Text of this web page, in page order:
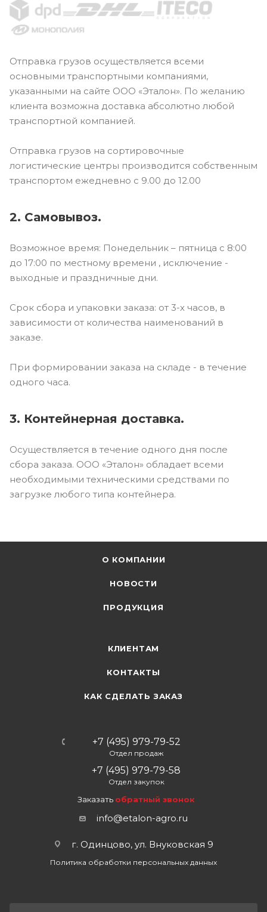
Отправка грузов осуществляется всеми
основными транспортными компаниями,
указанными на сайте ООО «Эталон». По желанию
клиента возможна доставка абсолютно любой
транспортной компанией.
Отправка грузов на сортировочные
логистические центры производится собственным
транспортом ежедневно с 9.00 до 12.00
2. Самовывоз.
Возможное время: Понедельник – пятница с 8:00
до 17:00 по местному времени , исключение -
выходные и праздничные дни.
Срок сбора и упаковки заказа: от 3-х часов, в
зависимости от количества наименований в
заказе.
При формировании заказа на складе - в течение
одного часа.
3. Контейнерная доставка.
Осуществляется в течение одного дня после
сбора заказа. ООО «Эталон» обладает всеми
необходимыми техническими средствами по
загрузке любого типа контейнера.
О КОМПАНИИ
НОВОСТИ
ПРОДУКЦИЯ
КЛИЕНТАМ
КОНТАКТЫ
КАК СДЕЛАТЬ ЗАКАЗ
+7 (495) 979-79-52
Отдел продаж
+7 (495) 979-79-58
Отдел закупок
Заказать обратный звонок
info@etalon-agro.ru
г. Одинцово, ул. Внуковская 9
Политика обработки персональных данных